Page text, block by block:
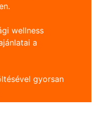
wellness
a
gyorsan